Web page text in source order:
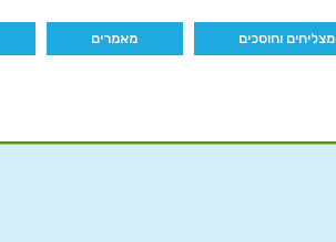
מצליחים וחוסכים מאמרים